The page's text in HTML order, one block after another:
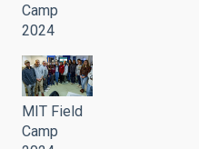
Camp
2024
MIT Field
Camp